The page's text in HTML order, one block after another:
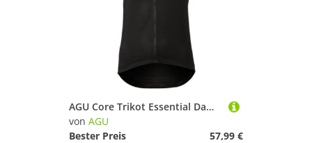
AGU Core Trikot Essential Damen Black XS
von AGU
Bester Preis
57,99 €